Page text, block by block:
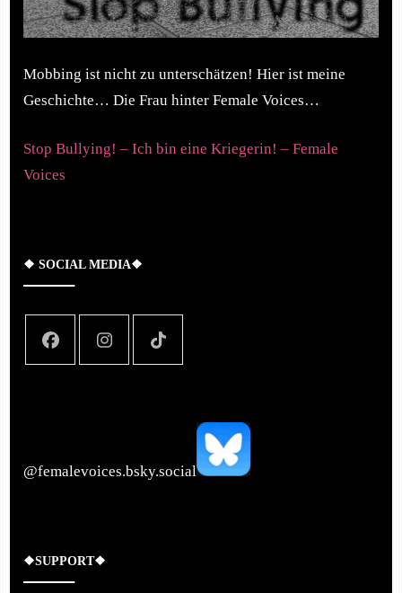
Mobbing ist nicht zu unterschätzen! Hier ist meine
Geschichte… Die Frau hinter Female Voices…
Stop Bullying! – Ich bin eine Kriegerin! – Female
Voices
❖ SOCIAL MEDIA❖
‪@femalevoices.bsky.social‬
❖SUPPORT❖